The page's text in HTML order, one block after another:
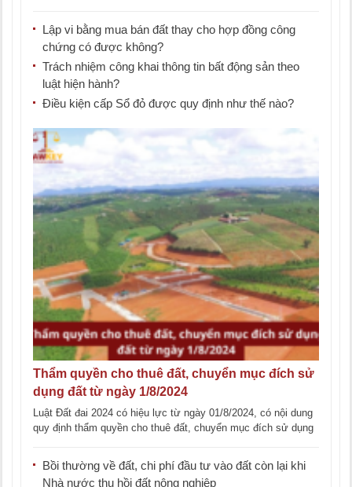
Lập vi bằng mua bán đất thay cho hợp đồng công
chứng có được không?
Trách nhiệm công khai thông tin bất động sản theo
luật hiện hành?
Điều kiện cấp Sổ đỏ được quy định như thế nào?
Thẩm quyền cho thuê đất, chuyển mục đích sử
dụng đất từ ngày 1/8/2024
Luật Đất đai 2024 có hiệu lực từ ngày 01/8/2024, có nội dung
quy định thẩm quyền cho thuê đất, chuyển mục đích sử dụng
Bồi thường về đất, chi phí đầu tư vào đất còn lại khi
Nhà nước thu hồi đất nông nghiệp